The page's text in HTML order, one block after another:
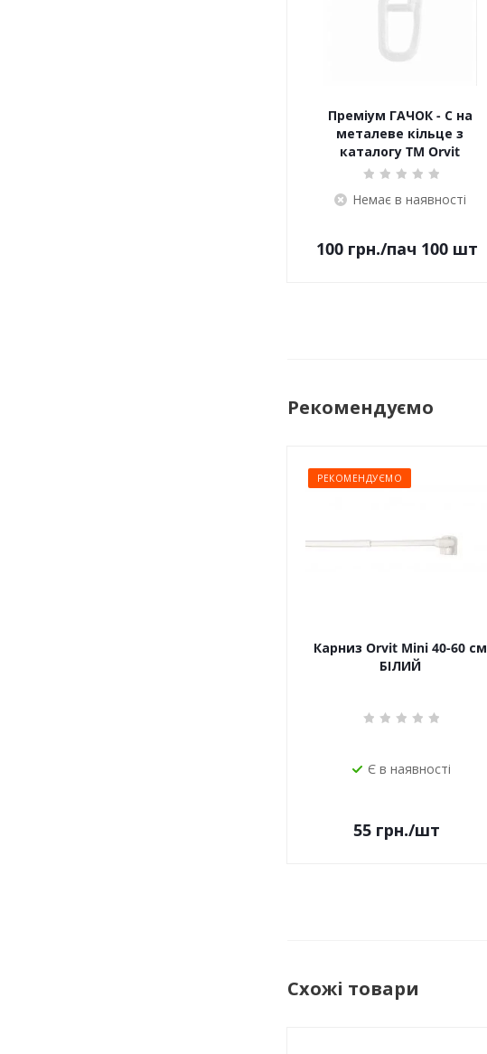
Преміум ГАЧОК - С на
металеве кільце з
каталогу TM Orvit
Немає в наявності
100грн./пач 100 шт
Рекомендуємо
РЕКОМЕНДУЄМО
Карниз Orvit Mini 40-60 см
БІЛИЙ
Є в наявності
55 грн./шт
Схожі товари